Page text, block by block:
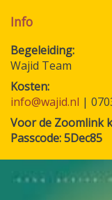
Info
Begeleiding
Wajid Team
Kosten
info@wajid.nl |
Voor de Zoomlink
Passcode: 5Dec85